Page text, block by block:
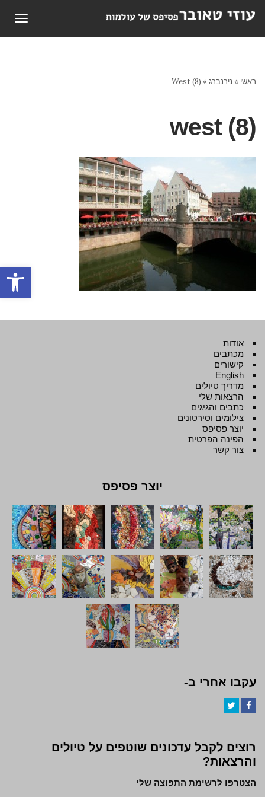
פתח
ראשי » נירנברג »
West (8)
west (8)
אודות
מכתבים
קישורים
English
מדריך טיולים
הרצאות שלי
כתבים והגיגים
צילומים וסירטונים
יוצר פסיפס
הפינה הפרטית
צור קשר
יוצר פסיפס
עקבו אחרי ב-
רוצים לקבל עדכונים שוטפים על טיולים
והרצאות?
הצטרפו לרשימת התפוצה שלי